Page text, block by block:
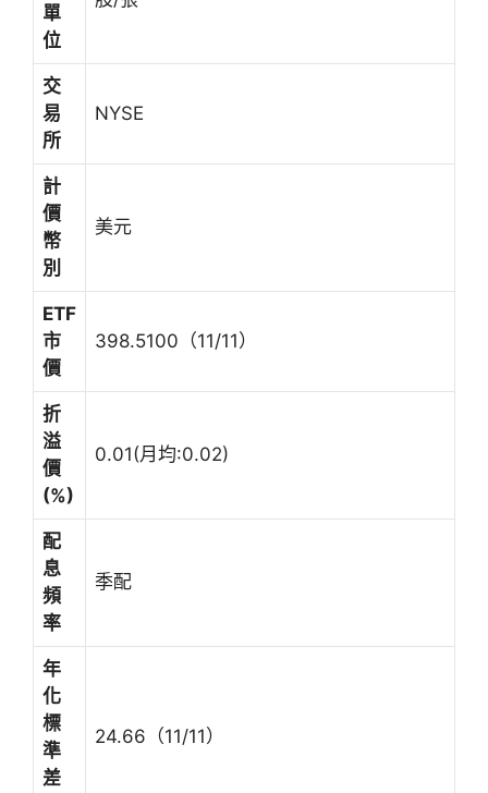
單
位
交
易
所
NYSE
計
價
幣
別
美元
ETF
市
價
398.5100（11/11）
折
溢
價
(%)
0.01(月均:0.02)
配
息
頻
率
季配
年
化
標
準
差
24.66（11/11）